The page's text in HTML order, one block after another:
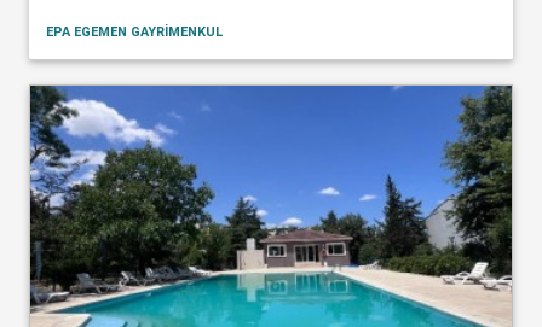
EPA EGEMEN GAYRİMENKUL